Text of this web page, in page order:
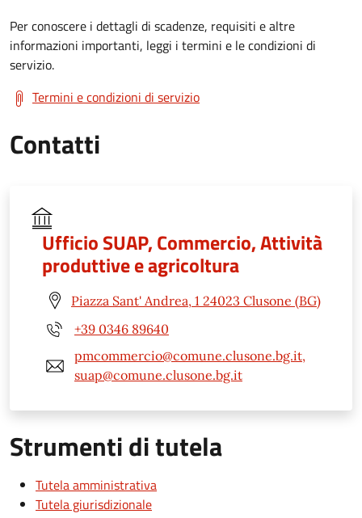
Per conoscere i dettagli di scadenze, requisiti e altre
informazioni importanti, leggi i termini e le condizioni di
servizio.
Termini e condizioni di servizio
Contatti
Ufficio SUAP, Commercio, Attività
produttive e agricoltura
Piazza Sant' Andrea, 1 24023 Clusone (BG)
+39 0346 89640
pmcommercio@comune.clusone.bg.it,
suap@comune.clusone.bg.it
Strumenti di tutela
Tutela amministrativa
Tutela giurisdizionale